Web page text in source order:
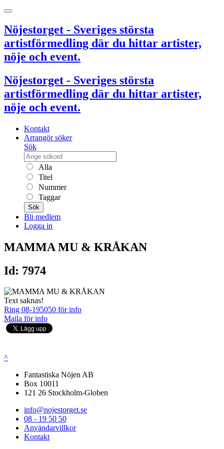
Nöjestorget - Sveriges största
artistförmedling där du hittar artister,
nöje och event.
Nöjestorget - Sveriges största
artistförmedling där du hittar artister,
nöje och event.
Kontakt
Arrangör söker
Sök
Alla
Titel
Nummer
Taggar
Sök
Bli medlem
Logga in
MAMMA MU & KRÅKAN
Id: 7974
Text saknas!
Ring 08-195050 för info
Maila för info
^
Fantastiska Nöjen AB
Box 10011
121 26 Stockholm-Globen
info@nojestorget.se
08 - 19 50 50
Användarvillkor
Kontakt